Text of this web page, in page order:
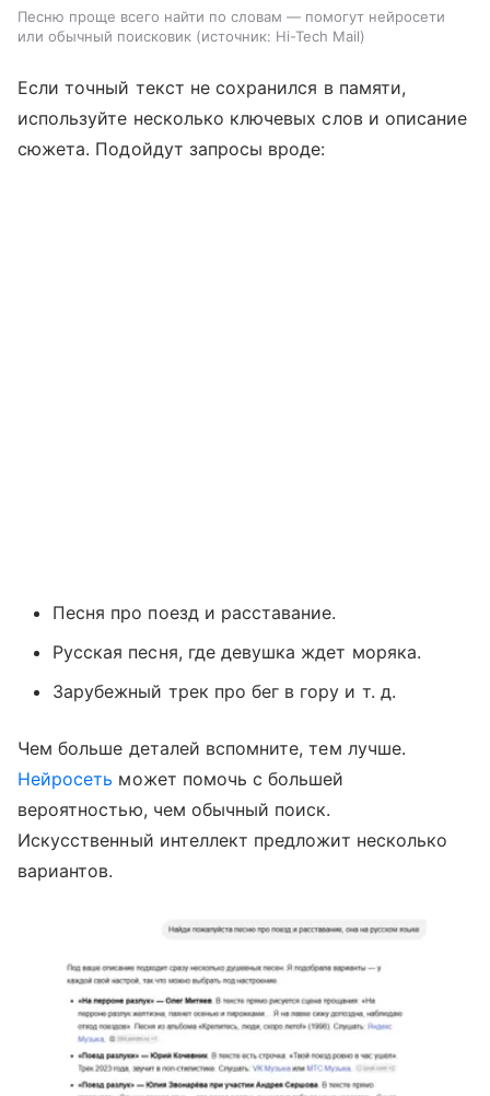
Песню проще всего найти по словам — помогут нейросети
или обычный поисковик
источник: Hi-Tech Mail
Если точный текст не сохранился в памяти,
используйте несколько ключевых слов и описание
сюжета. Подойдут запросы вроде:
Песня про поезд и расставание.
Русская песня, где девушка ждет моряка.
Зарубежный трек про бег в гору и т. д.
Чем больше деталей вспомните, тем лучше.
Нейросеть может помочь с большей
вероятностью, чем обычный поиск.
Искусственный интеллект предложит несколько
вариантов.